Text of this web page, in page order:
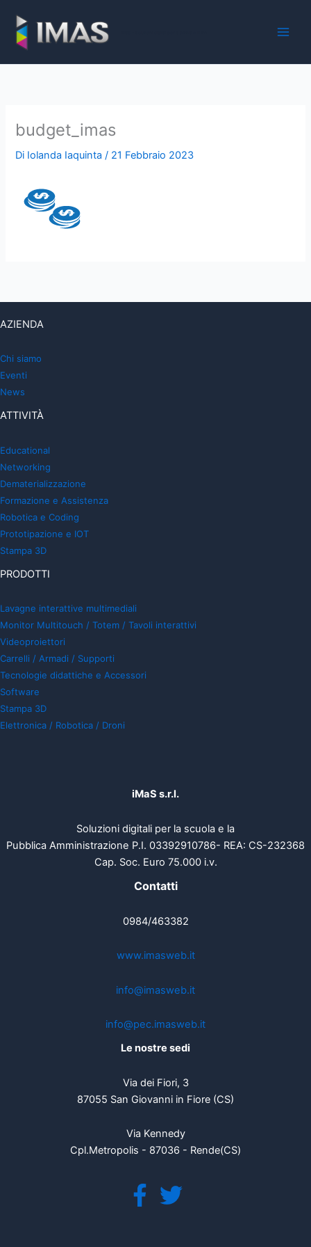
contenuto
budget_imas
Di Iolanda Iaquinta/ 21 Febbraio 2023
AZIENDA
Chi siamo
Eventi
News
ATTIVITÀ
Educational
Networking
Dematerializzazione
Formazione e Assistenza
Robotica e Coding
Prototipazione e IOT
Stampa 3D
PRODOTTI
Lavagne interattive multimediali
Monitor Multitouch / Totem / Tavoli interattivi
Videoproiettori
Carrelli / Armadi / Supporti
Tecnologie didattiche e Accessori
Software
Stampa 3D
Elettronica / Robotica / Droni
iMaS s.r.l.
Soluzioni digitali per la scuola e la
Pubblica Amministrazione P.I. 03392910786- REA: CS-232368
Cap. Soc. Euro 75.000 i.v.
Contatti
0984/463382
www.imasweb.it
info@imasweb.it
info@pec.imasweb.it
Le nostre sedi
Via dei Fiori, 3
87055 San Giovanni in Fiore (CS)
Via Kennedy
Cpl.Metropolis - 87036 - Rende(CS)